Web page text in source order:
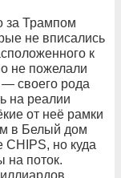
за Трампом
не вписались
к
не пожелали
своего рода
на реалии
от неё рамки
в Белый дом
CHIPS, но куда
на поток.